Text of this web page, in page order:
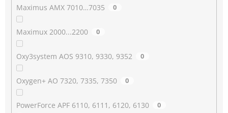
Maximus AMX 7010…7035 0
Maximux 2000...2200 0
Oxy3system AOS 9310, 9330, 9352 0
Oxygen+ AO 7320, 7335, 7350 0
PowerForce APF 6110, 6111, 6120, 6130 0